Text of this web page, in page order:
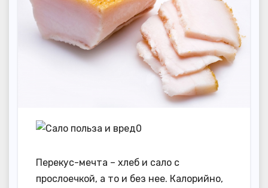
Перекус-мечта – хлеб и сало с
прослоечкой, а то и без нее. Калорийно,